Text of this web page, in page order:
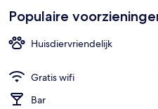
Populaire
Huisdiervriendelijk
Gratis wifi
Bar